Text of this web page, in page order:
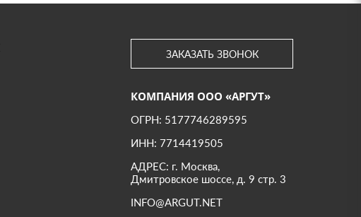
ЗАКАЗАТЬ ЗВОНОК
КОМПАНИЯ ООО «АРГУТ»
ОГРН: 5177746289595
ИНН: 7714419505
АДРЕС: г. Москва,
Дмитровское шоссе, д. 9 стр. 3
INFO@ARGUT.NET